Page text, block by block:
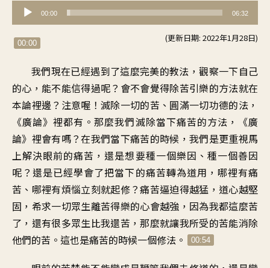
訊
播
00:00 06:32
(更新日期: 2022年1月28日)
00:00
我們現在已經遇到了這麼完美的教法，觀察一下自己
的心，能不能信得過呢？會不會覺得除苦引樂的方法就在
本論裡邊？注意喔！滅除一切的苦、圓滿一切功德的法，
《廣論》裡都有。那麼我們滅除當下痛苦的方法，《廣
論》裡會有嗎？在我們當下痛苦的時候，我們是更重視馬
上解決眼前的痛苦，還是想要種一個樂因、種一個善因
呢？還是已經學會了把當下的痛苦轉為道用，哪裡有痛
苦、哪裡有煩惱立刻就起修？痛苦逼迫得越猛，道心越堅
固，希求一切眾生離苦得樂的心會越強，因為我都這麼苦
了，還有很多眾生比我還苦，那麼就讓我所受的苦能消除
他們的苦。這也是痛苦的時候一個修法。
00:54